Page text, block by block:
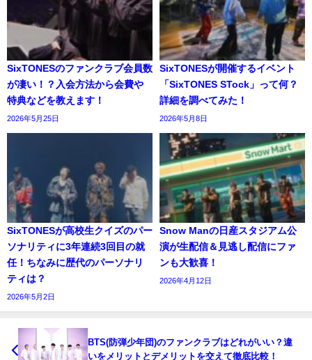
SixTONESのファンクラブ会員数
が凄い！？入会方法から会費や
特典などを教えます！
2026年5月25日
SixTONESが開催するイベント
「SixTONES STock」って何？
詳細を調べてみた！
2026年5月8日
SixTONESが高校生クイズのパー
ソナリティに3年連続3回目の就
任！ちなみに歴代のパーソナリ
ティは？
2026年5月2日
Snow Manの日産スタジアム公
演が生配信＆見逃し配信にファ
ンも大歓喜！
2026年4月12日
BTS(防弾少年団)のファンクラブはどれがいい？違
いをメリットとデメリットを交えて徹底比較！